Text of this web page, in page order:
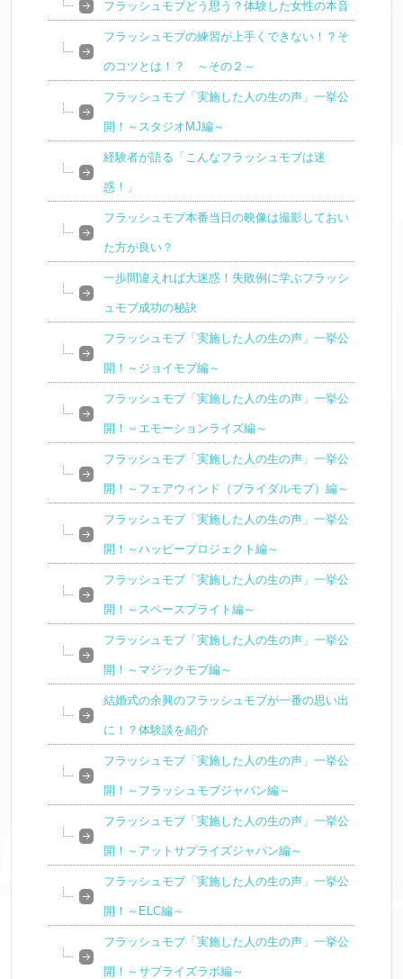
フラッシュモブどう思う？体験した女性の本音
フラッシュモブの練習が上手くできない！？そ
のコツとは！？ ～その２～
フラッシュモブ「実施した人の生の声」一挙公
開！～スタジオMJ編～
経験者が語る「こんなフラッシュモブは迷
惑！」
フラッシュモブ本番当日の映像は撮影しておい
た方が良い？
一歩間違えれば大迷惑！失敗例に学ぶフラッシ
ュモブ成功の秘訣
フラッシュモブ「実施した人の生の声」一挙公
開！～ジョイモブ編～
フラッシュモブ「実施した人の生の声」一挙公
開！～エモーションライズ編～
フラッシュモブ「実施した人の生の声」一挙公
開！～フェアウィンド（ブライダルモブ）編～
フラッシュモブ「実施した人の生の声」一挙公
開！～ハッピープロジェクト編～
フラッシュモブ「実施した人の生の声」一挙公
開！～スペースブライト編～
フラッシュモブ「実施した人の生の声」一挙公
開！～マジックモブ編～
結婚式の余興のフラッシュモブが一番の思い出
に！？体験談を紹介
フラッシュモブ「実施した人の生の声」一挙公
開！～フラッシュモブジャパン編～
フラッシュモブ「実施した人の生の声」一挙公
開！～アットサプライズジャパン編～
フラッシュモブ「実施した人の生の声」一挙公
開！～ELC編～
フラッシュモブ「実施した人の生の声」一挙公
開！～サプライズラボ編～